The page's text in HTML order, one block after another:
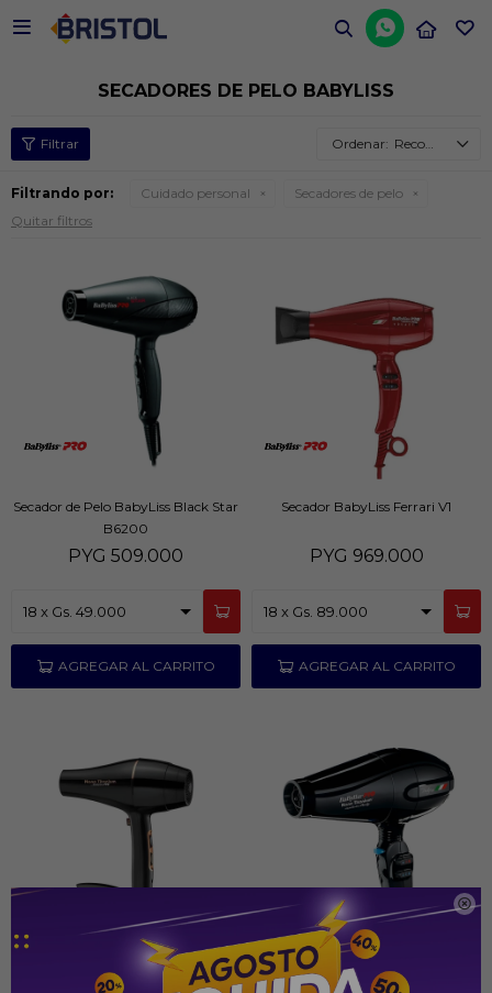



SECADORES DE PELO BABYLISS
Recomendados
Filtrando por: Cuidado personal
Secadores de pelo
Quitar filtros
Secador de Pelo BabyLiss Black Star
B6200
PYG 509.000
Secador BabyLiss Ferrari V1
PYG 969.000
Secador Babyliss Rose Gold Black Secador de pelo Babyliss porto fino